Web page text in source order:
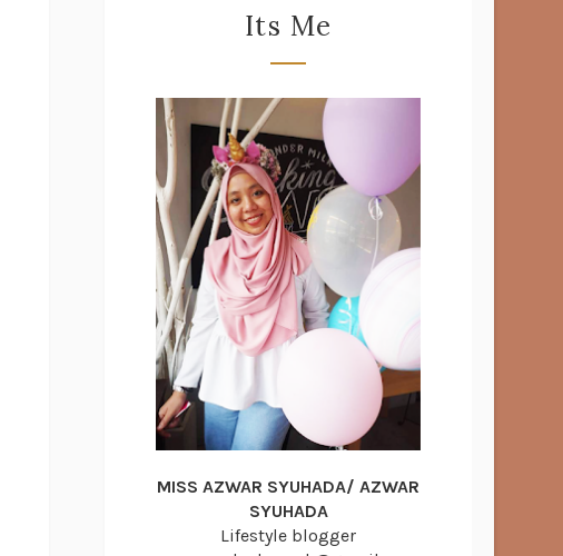
Its Me
MISS AZWAR SYUHADA/ AZWAR
SYUHADA
Lifestyle blogger